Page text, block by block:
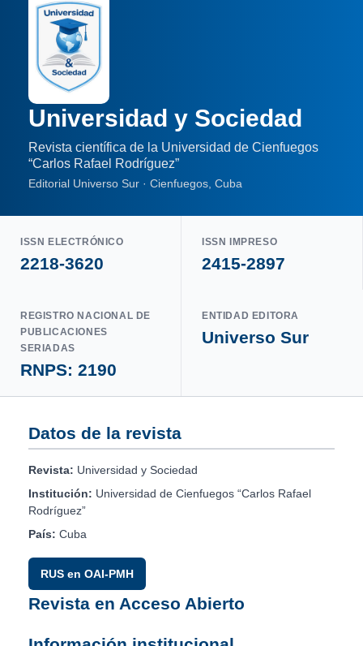
Universidad y Sociedad
Revista científica de la Universidad de Cienfuegos
“Carlos Rafael Rodríguez”
Editorial Universo Sur · Cienfuegos, Cuba
ISSN ELECTRÓNICO
2218-3620
ISSN IMPRESO
2415-2897
REGISTRO NACIONAL DE
PUBLICACIONES
SERIADAS
RNPS: 2190
ENTIDAD EDITORA
Universo Sur
Datos de la revista
Revista: Universidad y Sociedad
Institución: Universidad de Cienfuegos “Carlos Rafael
Rodríguez”
País: Cuba
RUS en OAI-PMH
Revista en Acceso Abierto